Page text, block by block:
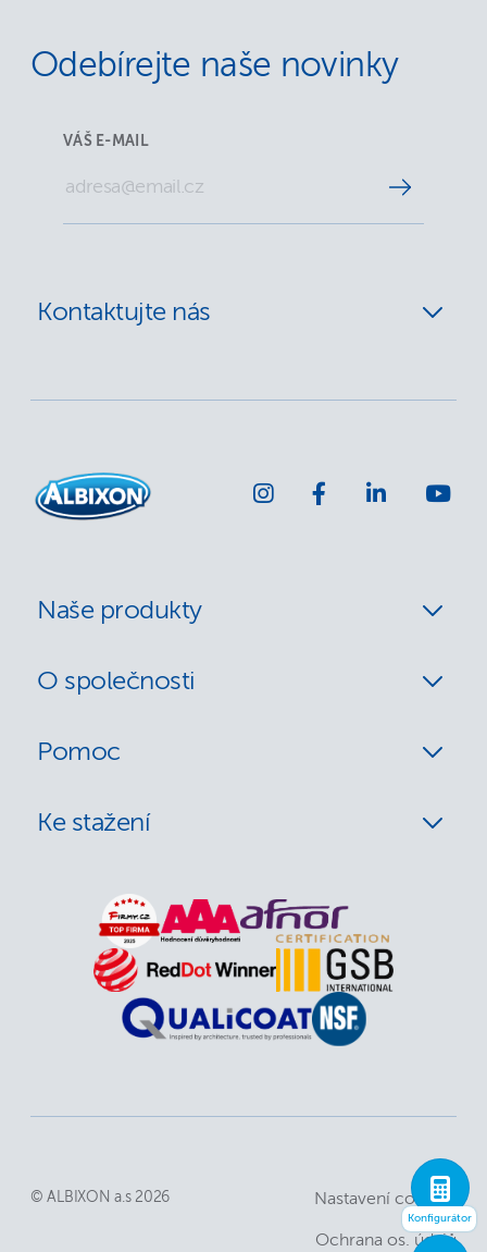
Odebírejte naše novinky
VÁŠ E-MAIL
Kontaktujte nás
Naše produkty
O společnosti
Pomoc
Ke stažení
© ALBIXON a.s 2026 Nastavení cookies
Ochrana os. údajů
Konfigurátor